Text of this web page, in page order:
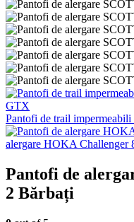
Pantofi de trail
alergare HOKA Challenger
Pantofi de
2 Bărbați